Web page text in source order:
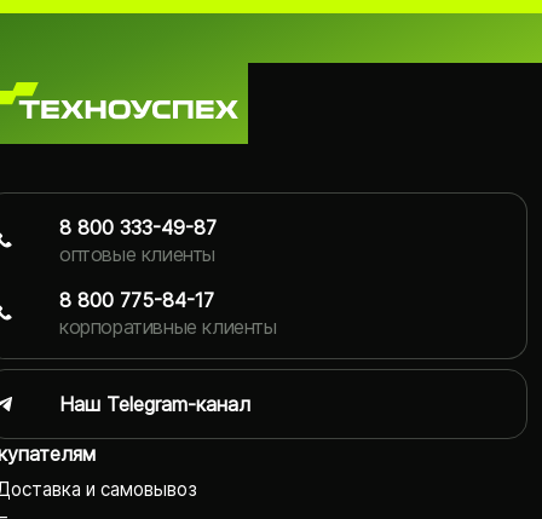
и самовывоз
8 800 333-49-87
оптовые клиенты
8 800 775-84-17
корпоративные клиенты
Наш Telegram-канал